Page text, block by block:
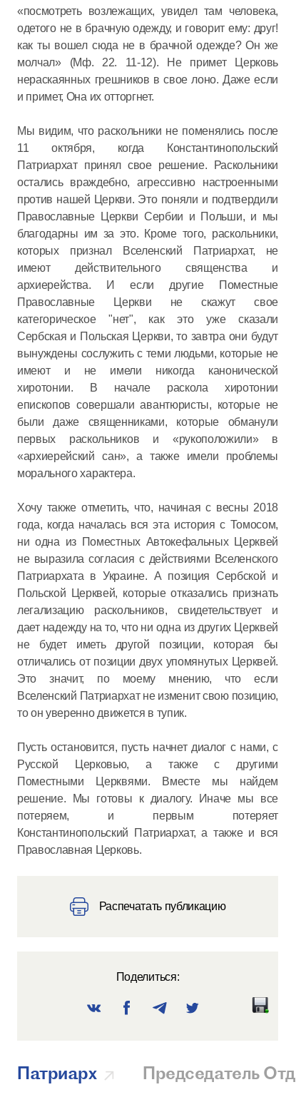
«посмотреть возлежащих, увидел там человека,
одетого не в брачную одежду, и говорит ему: друг!
как ты вошел сюда не в брачной одежде? Он же
молчал» (Мф. 22. 11-12). Не примет Церковь
нераскаянных грешников в свое лоно. Даже если
и примет, Она их отторгнет.
Мы видим, что раскольники не поменялись после
11 октября, когда Константинопольский
Патриархат принял свое решение. Раскольники
остались враждебно, агрессивно настроенными
против нашей Церкви. Это поняли и подтвердили
Православные Церкви Сербии и Польши, и мы
благодарны им за это. Кроме того, раскольники,
которых признал Вселенский Патриархат, не
имеют действительного священства и
архиерейства. И если другие Поместные
Православные Церкви не скажут свое
категорическое "нет", как это уже сказали
Сербская и Польская Церкви, то завтра они будут
вынуждены сослужить с теми людьми, которые не
имеют и не имели никогда канонической
хиротонии. В начале раскола хиротонии
епископов совершали авантюристы, которые не
были даже священниками, которые обманули
первых раскольников и «рукоположили» в
«архиерейский сан», а также имели проблемы
морального характера.
Хочу также отметить, что, начиная с весны 2018
года, когда началась вся эта история с Томосом,
ни одна из Поместных Автокефальных Церквей
не выразила согласия с действиями Вселенского
Патриархата в Украине. А позиция Сербской и
Польской Церквей, которые отказались признать
легализацию раскольников, свидетельствует и
дает надежду на то, что ни одна из других Церквей
не будет иметь другой позиции, которая бы
отличались от позиции двух упомянутых Церквей.
Это значит, по моему мнению, что если
Вселенский Патриархат не изменит свою позицию,
то он уверенно движется в тупик.
Пусть остановится, пусть начнет диалог с нами, с
Русской Церковью, а также с другими
Поместными Церквями. Вместе мы найдем
решение. Мы готовы к диалогу. Иначе мы все
потеряем, и первым потеряет
Константинопольский Патриархат, а также и вся
Православная Церковь.
Распечатать публикацию
Поделиться:
Патриарх Председатель